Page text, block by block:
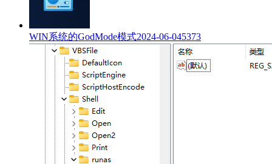
WIN系统的GodMode模式2024-06-045373